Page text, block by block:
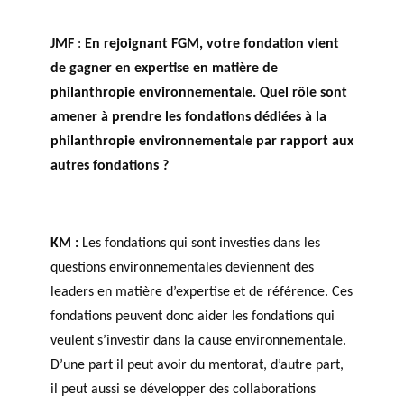
JMF : En rejoignant FGM, votre fondation vient
de gagner en expertise en matière de
philanthropie environnementale. Quel rôle sont
amener à prendre les fondations dédiées à la
philanthropie environnementale par rapport aux
autres fondations ?
KM : Les fondations qui sont investies dans les
questions environnementales deviennent des
leaders en matière d’expertise et de référence. Ces
fondations peuvent donc aider les fondations qui
veulent s’investir dans la cause environnementale.
D’une part il peut avoir du mentorat, d’autre part,
il peut aussi se développer des collaborations